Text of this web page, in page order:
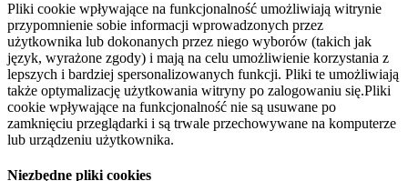
Pliki cookie wpływające na funkcjonalność umożliwiają witrynie
przypomnienie sobie informacji wprowadzonych przez
użytkownika lub dokonanych przez niego wyborów (takich jak
język, wyrażone zgody) i mają na celu umożliwienie korzystania z
lepszych i bardziej spersonalizowanych funkcji. Pliki te umożliwiają
także optymalizację użytkowania witryny po zalogowaniu się.Pliki
cookie wpływające na funkcjonalność nie są usuwane po
zamknięciu przeglądarki i są trwale przechowywane na komputerze
lub urządzeniu użytkownika.
Niezbędne pliki cookies